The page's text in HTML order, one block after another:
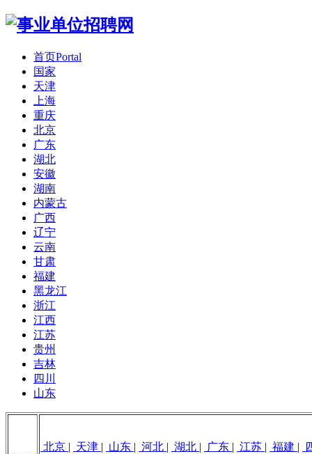
首页Portal
国家
天津
上海
重庆
北京
广东
湖北
安徽
湖南
内蒙古
广西
辽宁
云南
甘肃
福建
黑龙江
浙江
江西
江苏
贵州
吉林
四川
山东
北京 | 天津 | 山东 | 河北 | 湖北 | 广东 | 江苏 | 福建 |